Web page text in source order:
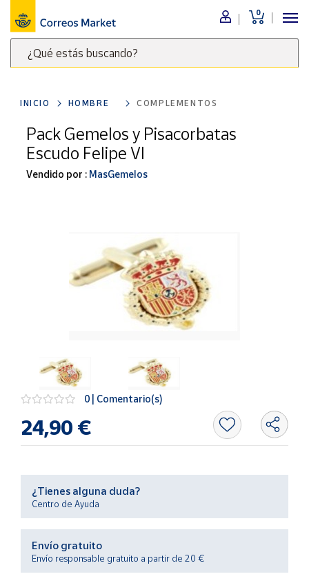
0
¿Qué estás buscando?
clave
para
buscar
productos
Menú
Nuestro
catálogo
Alimentación
Bebidas
Ocio y cultura
Juguetes y
Para Canarias,
Ceuta y Melilla
Más
populares
Cultural
Nuestros
vendedores
Las
novedades
de Correos
INICIO HOMBRE COMPLEMENTOS
Pack Gemelos y Pisacorbatas
Escudo Felipe VI
Vendido por : MasGemelos
0 | Comentario(s)
24,90 €
¿Tienes alguna duda?
Centro de Ayuda
Envío gratuito
Envío responsable gratuito a partir de 20 €